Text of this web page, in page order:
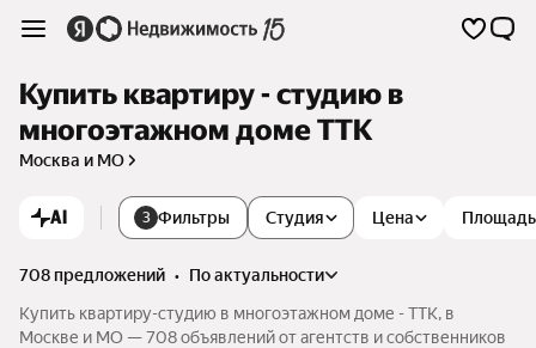
Купить квартиру - студию в
многоэтажном доме ТТК
Москва и МО
AI 3 Фильтры Студия Цена Площадь
708 предложений •
по актуальности
Купить квартиру-студию в многоэтажном доме - ТТК, в
Москве и МО — 708 объявлений от агентств и собственников